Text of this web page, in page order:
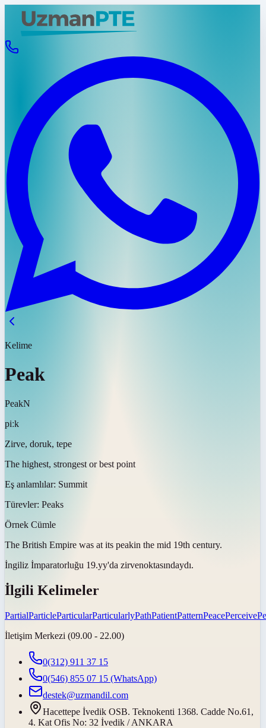
Kelime
Peak
PeakN
piːk
Zirve, doruk, tepe
The highest, strongest or best point
Eş anlamlılar: Summit
Türevler: Peaks
Örnek Cümle
The British Empire was at its peakin the mid 19th century.
İngiliz İmparatorluğu 19.yy'da zirvenoktasındaydı.
İlgili Kelimeler
PartialParticleParticularParticularlyPathPatientPatternPeacePerceive
İletişim Merkezi (09.00 - 22.00)
0(312) 911 37 15
0(546) 855 07 15 (WhatsApp)
destek@uzmandil.com
Hacettepe İvedik OSB. Teknokenti 1368. Cadde No.61,
4. Kat Ofis No: 32 İvedik / ANKARA